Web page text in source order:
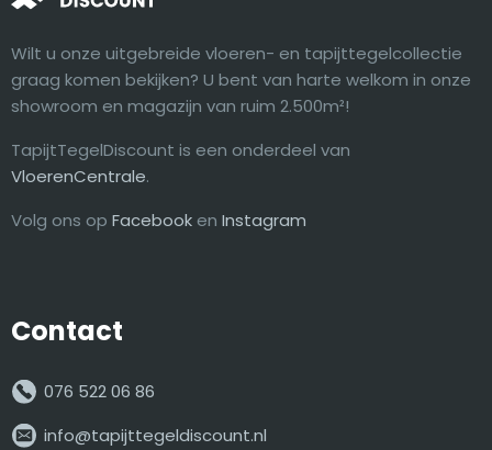
Wilt u onze uitgebreide vloeren- en tapijttegelcollectie
graag komen bekijken? U bent van harte welkom in onze
showroom en magazijn van ruim 2.500m²!
TapijtTegelDiscount is een onderdeel van
VloerenCentrale.
Volg ons op Facebook en Instagram
Contact
076 522 06 86
info@tapijttegeldiscount.nl